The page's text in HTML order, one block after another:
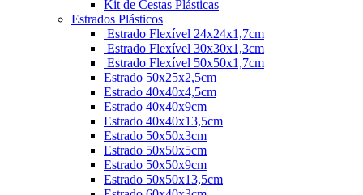
Kit de Cestas Plásticas
Estrados Plásticos
Estrado Flexível 24x24x1,7cm
Estrado Flexível 30x30x1,3cm
Estrado Flexível 50x50x1,7cm
Estrado 50x25x2,5cm
Estrado 40x40x4,5cm
Estrado 40x40x9cm
Estrado 40x40x13,5cm
Estrado 50x50x3cm
Estrado 50x50x5cm
Estrado 50x50x9cm
Estrado 50x50x13,5cm